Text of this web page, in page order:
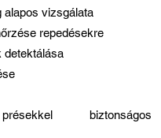
alapos vizsgálata
repedésekre
detektálása
biztonságos